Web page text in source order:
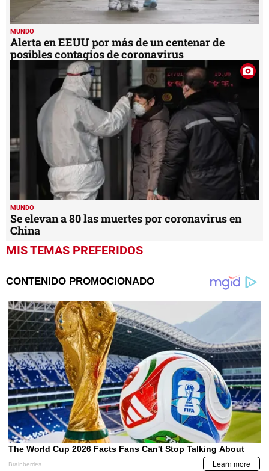
MUNDO
Alerta en EEUU por más de un centenar de
posibles contagios de coronavirus
MUNDO
Se elevan a 80 las muertes por coronavirus en
China
MIS TEMAS PREFERIDOS